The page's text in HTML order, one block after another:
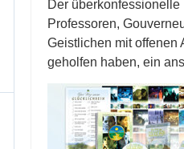
und
Der überkonfessionelle
Professoren,
Geistlichen mit offenen
geholfen haben, ein